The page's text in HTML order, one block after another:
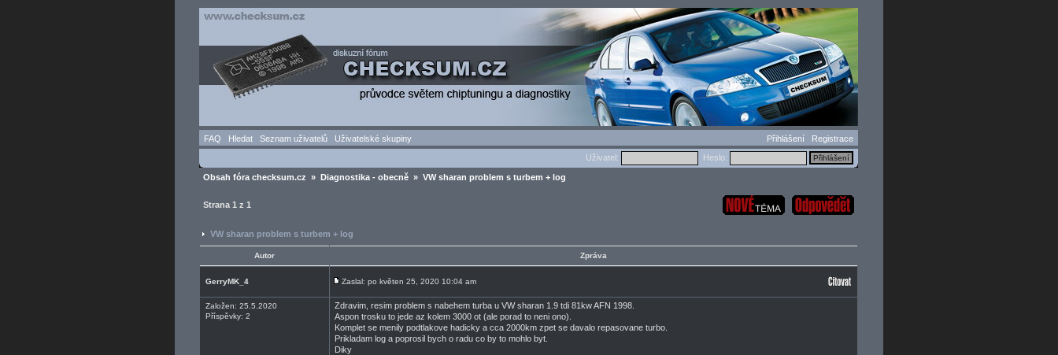
FAQ Hledat Seznam uživatelů Uživatelské skupiny Přihlášení
Registrace
Uživatel:
Heslo:
Obsah fóra checksum.cz » Diagnostika - obecně » VW sharan problem s turbem + log
Strana 1 z 1
VW sharan problem s turbem + log
Autor Zpráva
GerryMK_4 Zaslal: po květen 25, 2020 10:04 am
Založen: 25.5.2020
Příspěvky: 2
Zdravim, resim problem s nabehem turba u VW sharan 1.9 tdi 81kw AFN 1998.
Aspon trosku to jede az kolem 3000 ot (ale porad to neni ono).
Komplet se menily podtlakove hadicky a cca 2000km zpet se davalo repasovane turbo.
Prikladam log a poprosil bych o radu co by to mohlo byt.
Diky